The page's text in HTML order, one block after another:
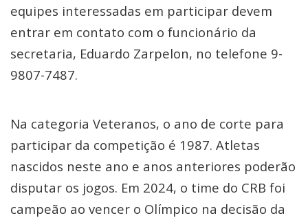
equipes interessadas em participar devem
entrar em contato com o funcionário da
secretaria, Eduardo Zarpelon, no telefone 9-
9807-7487.
Na categoria Veteranos, o ano de corte para
participar da competição é 1987. Atletas
nascidos neste ano e anos anteriores poderão
disputar os jogos. Em 2024, o time do CRB foi
campeão ao vencer o Olímpico na decisão da